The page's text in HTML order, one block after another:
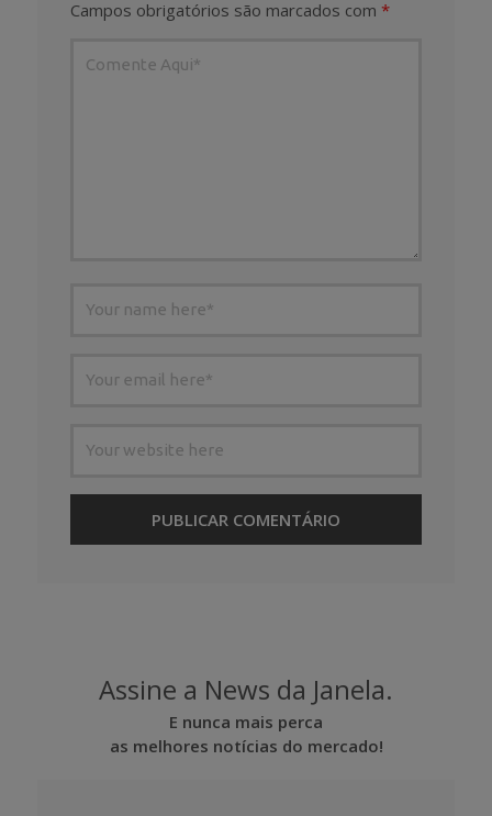
Campos obrigatórios são marcados com *
Assine a News da Janela.
E nunca mais perca
as melhores notícias do mercado!